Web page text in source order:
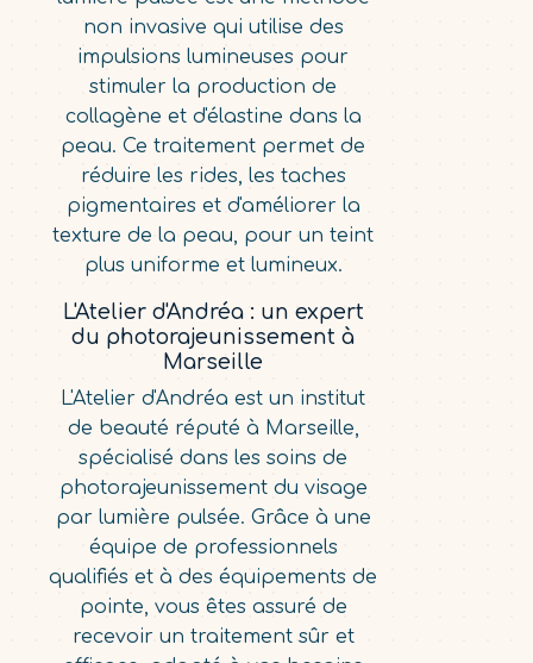
non invasive qui utilise des
impulsions lumineuses pour
stimuler la production de
collagène et d'élastine dans la
peau. Ce traitement permet de
réduire les rides, les taches
pigmentaires et d'améliorer la
texture de la peau, pour un teint
plus uniforme et lumineux.
L'Atelier d'Andréa : un expert
du photorajeunissement à
Marseille
L'Atelier d'Andréa est un institut
de beauté réputé à Marseille,
spécialisé dans les soins de
photorajeunissement du visage
par lumière pulsée. Grâce à une
équipe de professionnels
qualifiés et à des équipements de
pointe, vous êtes assuré de
recevoir un traitement sûr et